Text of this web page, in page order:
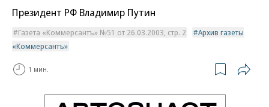
Президент РФ Владимир Путин
Газета «Коммерсантъ» №51 от 26.03.2003, стр. 2
Архив газеты
«Коммерсантъ»
1 мин.